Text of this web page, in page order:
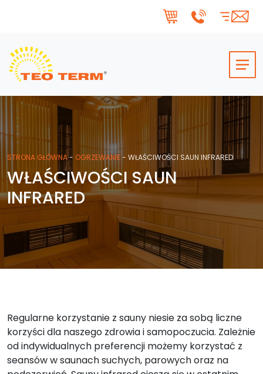
STRONA GŁÓWNA- OGRZEWANIE- WŁAŚCIWOŚCI SAUN INFRARED
WŁAŚCIWOŚCI SAUN
INFRARED
Regularne korzystanie z sauny niesie za sobą liczne
korzyści dla naszego zdrowia i samopoczucia. Zależnie
od indywidualnych preferencji możemy korzystać z
seansów w saunach suchych, parowych oraz na